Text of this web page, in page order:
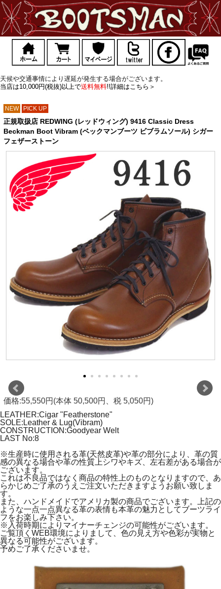
天候や交通事情により遅延が発生する場合がございます。
当店は10,000円(税抜)以上で送料無料!!詳細はこちら＞
NEW PICK UP
正規取扱店 REDWING (レッドウィング) 9416 Classic Dress
Beckman Boot Vibram (ベックマンブーツ ビブラムソール) シガー
フェザーストーン
価格:55,550円(本体 50,500円、税 5,050円)
LEATHER:Cigar "Featherstone"
SOLE:Leather & Lug(Vibram)
CONSTRUCTION:Goodyear Welt
LAST No:8
※生産時に使用される革(天然皮革)や革の部分により、革の質
感の異なる場合や革の性質上シワやキズ、左右差がある場合が
ございます。
これは不良品ではなく商品の特性上のものとなりますので、あ
らかじめご了承のうえご注文いただきますようお願い致しま
す。
また、ハンドメイドでアメリカ製の商品でございます。上記の
ような一点一点異なる革の表情も本革の魅力としてブーツライ
フをお楽しみ下さい。
※入荷時期によりマイナーチェンジの可能性がございます。
ご覧頂くWEB環境によりまして、色の見え方や色彩が実物と
異なる可能性がございます。
予めご了承くださいませ。